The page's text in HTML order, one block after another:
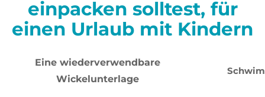
einpacken solltest, für
einen Urlaub mit Kindern
Eine wiederverwendbare
Wickelunterlage